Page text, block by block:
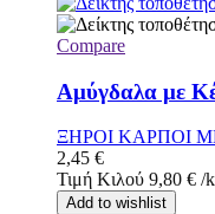
Compare
Αμύγδαλα με
ΞΗΡΟΙ ΚΑΡΠΟΙ
2,45 €
Τιμή Κιλού 9,80 € /
Add to wishlist